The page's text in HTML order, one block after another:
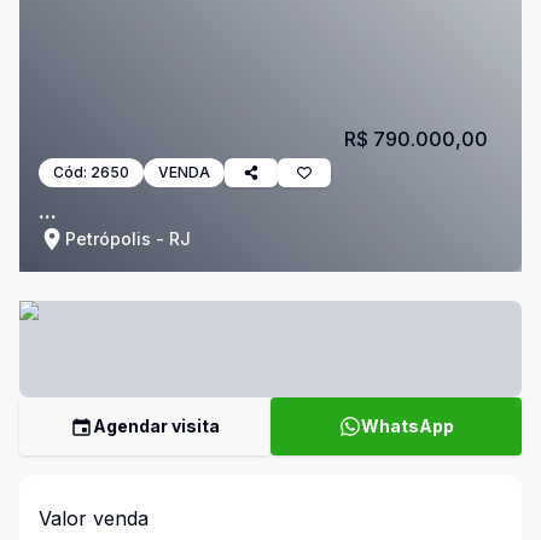
Cód: 2650 VENDA
...
Petrópolis - RJ
R$ 790.000,00
Agendar visita WhatsApp
Valor venda